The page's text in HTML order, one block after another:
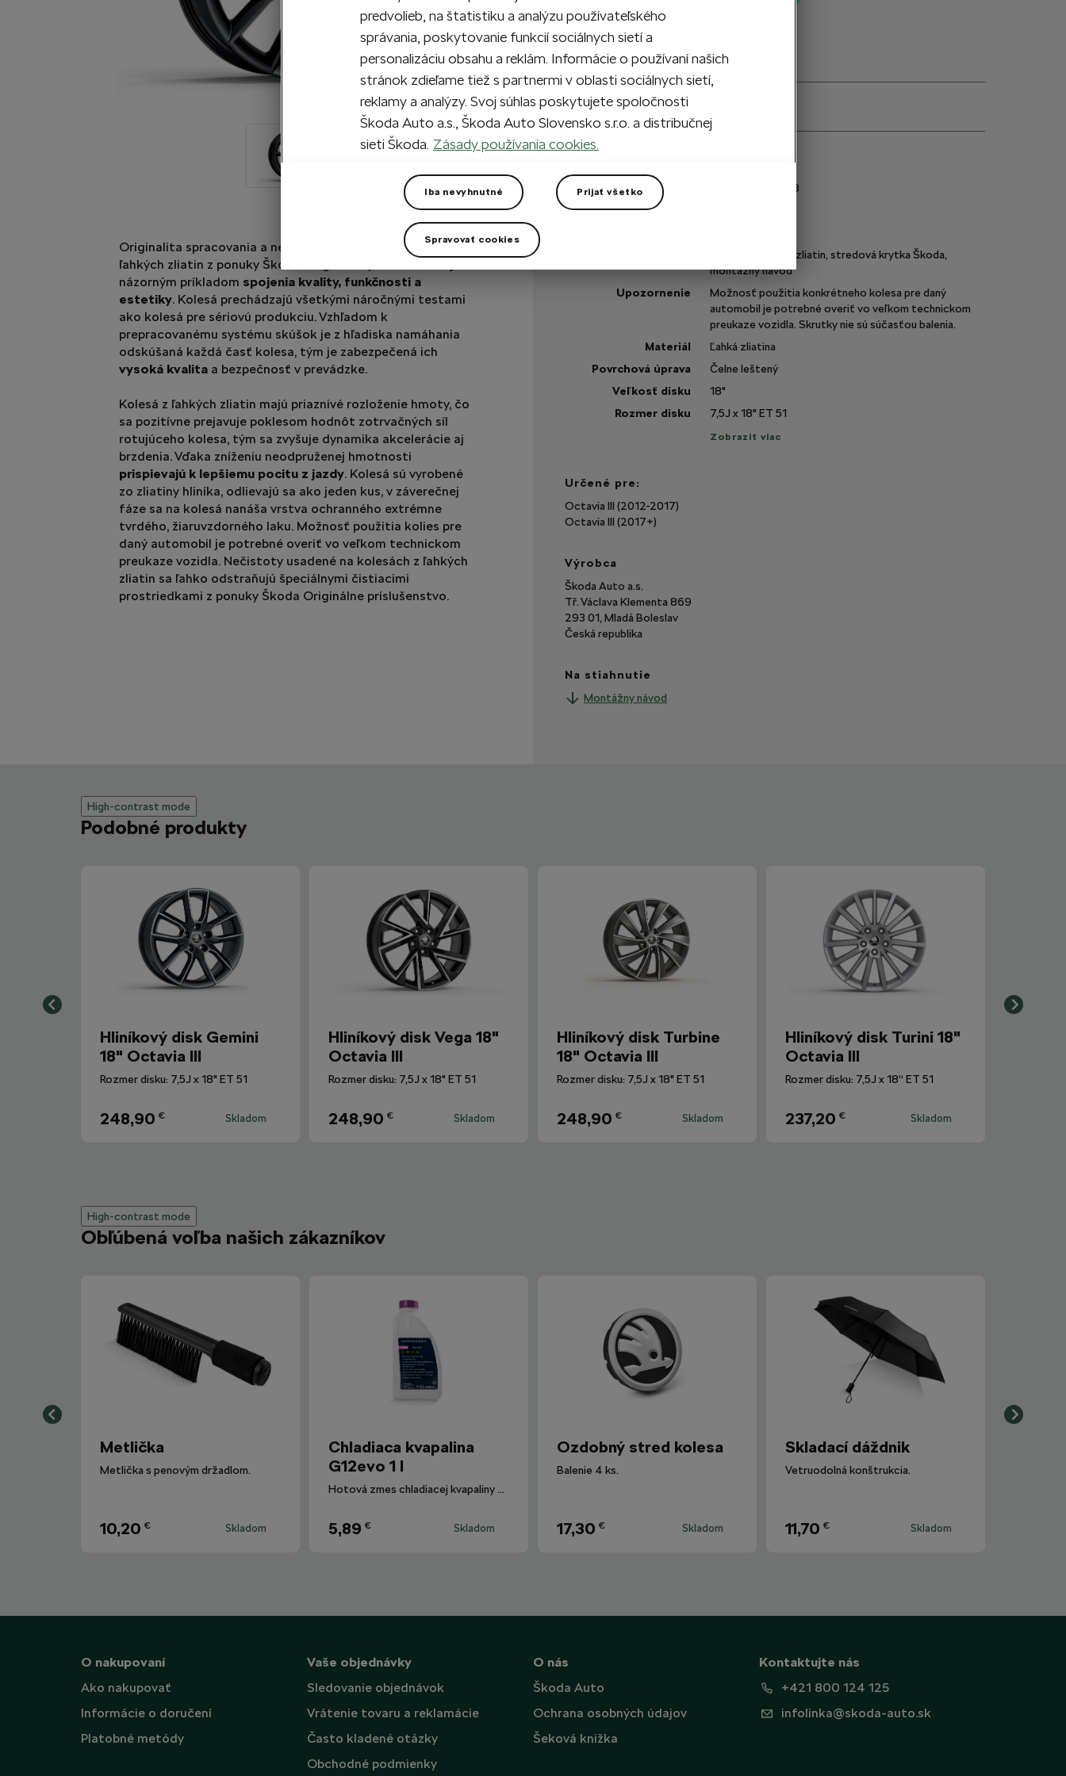
Originalita spracovania a nenútená elegancia kolies z
ľahkých zliatin z ponuky Škoda Originálne príslušenstvo je
názorným príkladom spojenia kvality, funkčnosti a
estetiky. Kolesá prechádzajú všetkými náročnými testami
ako kolesá pre sériovú produkciu. Vzhľadom k
prepracovanému systému skúšok je z hľadiska namáhania
odskúšaná každá časť kolesa, tým je zabezpečená ich
vysoká kvalita a bezpečnosť v prevádzke.
Kolesá z ľahkých zliatin majú priaznivé rozloženie hmoty, čo
sa pozitívne prejavuje poklesom hodnôt zotrvačných síl
rotujúceho kolesa, tým sa zvyšuje dynamika akcelerácie aj
brzdenia. Vďaka zníženiu neodpruženej hmotnosti
prispievajú k lepšiemu pocitu z jazdy. Kolesá sú vyrobené
zo zliatiny hliníka, odlievajú sa ako jeden kus, v záverečnej
fáze sa na kolesá nanáša vrstva ochranného extrémne
tvrdého, žiaruvzdorného laku. Možnosť použitia kolies pre
daný automobil je potrebné overiť vo veľkom technickom
preukaze vozidla. Nečistoty usadené na kolesách z ľahkých
zliatin sa ľahko odstraňujú špeciálnymi čistiacimi
prostriedkami z ponuky Škoda Originálne príslušenstvo.
Na sklade
Máte otázku?
Kód výrobku
5E0071498G FL8
Šírka pneumatiky
Koleso z ľahkých zliatin, stredová krytka Škoda,
montážny návod
Upozornenie
Možnosť použitia konkrétneho kolesa pre daný
automobil je potrebné overiť vo veľkom technickom
preukaze vozidla. Skrutky nie sú súčasťou balenia.
Materiál
Ľahká zliatina
Povrchová úprava
Čelne leštený
Veľkosť disku
18"
Rozmer disku
7,5J x 18" ET 51
Zobraziť
Zobraziť viac
Určené pre:
Octavia III (2012-2017)
Octavia III (2017+)
Výrobca
Škoda Auto a.s.
Tř. Václava Klementa 869
293 01, Mladá Boleslav
Česká republika
Na stiahnutie
Montážny návod
High-contrast mode
Podobné produkty
Hliníkový disk Gemini
18" Octavia III
Rozmer disku: 7,5J x 18" ET 51
248,90 € Skladom
Hliníkový disk Vega 18"
Octavia III
Rozmer disku: 7,5J x 18" ET 51
248,90 € Skladom
Hliníkový disk Turbine
18" Octavia III
Rozmer disku: 7,5J x 18" ET 51
248,90 € Skladom
Hliníkový disk Turini 18"
Octavia III
Rozmer disku: 7,5J x 18“ ET 51
237,20 € Skladom
High-contrast mode
Obľúbená voľba našich zákazníkov
Metlička
Metlička s penovým držadlom.
10,20 € Skladom
Chladiaca kvapalina
G12evo 1 l
Hotová zmes chladiacej kvapaliny G12evo pre všetky vozidlá Škoda.
5,89 € Skladom
Ozdobný stred kolesa
Balenie 4 ks.
17,30 € Skladom
Skladací dáždnik
Vetruodolná konštrukcia.
11,70 € Skladom
O nakupovaní
Ako nakupovať
Informácie o doručení
Platobné metódy
Vaše objednávky
Sledovanie objednávok
Vrátenie tovaru a reklamácie
Často kladené otázky
Obchodné podmienky
O nás
Škoda Auto
Ochrana osobných údajov
Šeková knižka
Kontaktujte nás
+421 800 124 125
infolinka@skoda-auto.sk
predvolieb, na štatistiku a analýzu používateľského
správania, poskytovanie funkcií sociálnych sietí a
personalizáciu obsahu a reklám. Informácie o používaní našich
stránok zdieľame tiež s partnermi v oblasti sociálnych sietí,
reklamy a analýzy. Svoj súhlas poskytujete spoločnosti
Škoda Auto a.s., Škoda Auto Slovensko s.r.o. a distribučnej
sieti Škoda. Zásady používania cookies.
Iba nevyhnutné Prijať všetko
Spravovať cookies